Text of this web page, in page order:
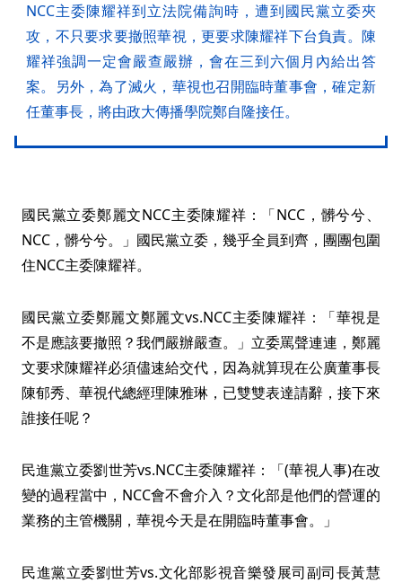
NCC主委陳耀祥到立法院備詢時，遭到國民黨立委夾
攻，不只要求要撤照華視，更要求陳耀祥下台負責。陳
耀祥強調一定會嚴查嚴辦，會在三到六個月內給出答
案。另外，為了滅火，華視也召開臨時董事會，確定新
任董事長，將由政大傳播學院鄭自隆接任。
國民黨立委鄭麗文NCC主委陳耀祥：「NCC，髒兮兮、
NCC，髒兮兮。」國民黨立委，幾乎全員到齊，團團包圍
住NCC主委陳耀祥。
國民黨立委鄭麗文鄭麗文vs.NCC主委陳耀祥：「華視是
不是應該要撤照？我們嚴辦嚴查。」立委罵聲連連，鄭麗
文要求陳耀祥必須儘速給交代，因為就算現在公廣董事長
陳郁秀、華視代總經理陳雅琳，已雙雙表達請辭，接下來
誰接任呢？
民進黨立委劉世芳vs.NCC主委陳耀祥：「(華視人事)在改
變的過程當中，NCC會不會介入？文化部是他們的營運的
業務的主管機關，華視今天是在開臨時董事會。」
民進黨立委劉世芳vs.文化部影視音樂發展司副司長黃慧